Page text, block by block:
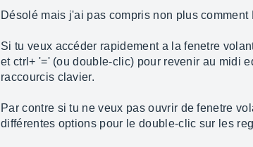
Désolé mais j'ai pas compris non plus comment
Si tu veux accéder rapidement a la fenetre
et ctrl+ '=' (ou double-clic) pour revenir au midi
raccourcis clavier.
Par contre si tu ne veux pas ouvrir de fenetre
différentes options pour le double-clic sur les